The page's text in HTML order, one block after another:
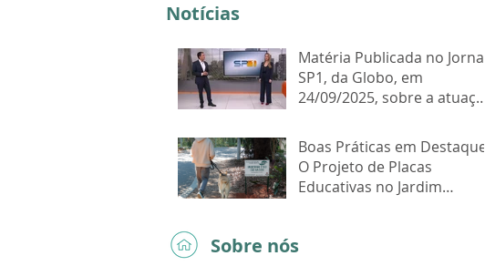
Notícias
Matéria Publicada no Jornal
SP1, da Globo, em
24/09/2025, sobre a atuação
Marajoara
Boas Práticas em Destaque:
O Projeto de Placas
Educativas no Jardim
Sobre nós